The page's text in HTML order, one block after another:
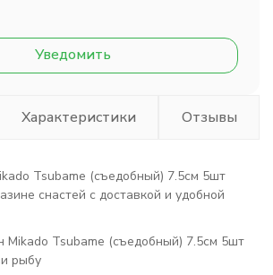
Уведомить
Характеристики Отзывы
Tsubame (съедобный) 7.5см 5шт
снастей с доставкой и удобной
Mikado Tsubame (съедобный) 7.5см 5шт
рыбу